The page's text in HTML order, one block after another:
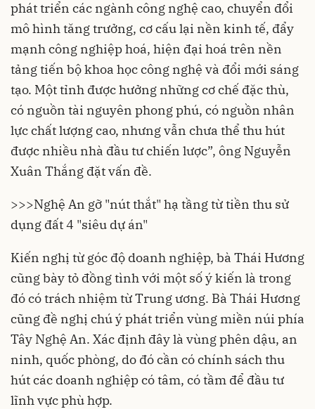
phát triển các ngành công nghệ cao, chuyển đổi
mô hình tăng trưởng, cơ cấu lại nền kinh tế, đẩy
mạnh công nghiệp hoá, hiện đại hoá trên nền
tảng tiến bộ khoa học công nghệ và đổi mới sáng
tạo. Một tỉnh được hưởng những cơ chế đặc thù,
có nguồn tài nguyên phong phú, có nguồn nhân
lực chất lượng cao, nhưng vẫn chưa thể thu hút
được nhiều nhà đầu tư chiến lược”, ông Nguyễn
Xuân Thắng đặt vấn đề.
>>>Nghệ An gỡ "nút thắt" hạ tầng từ tiền thu sử
dụng đất 4 "siêu dự án"
Kiến nghị từ góc độ doanh nghiệp, bà Thái Hương
cũng bày tỏ đồng tình với một số ý kiến là trong
đó có trách nhiệm từ Trung ương. Bà Thái Hương
cũng đề nghị chú ý phát triển vùng miền núi phía
Tây Nghệ An. Xác định đây là vùng phên dậu, an
ninh, quốc phòng, do đó cần có chính sách thu
hút các doanh nghiệp có tâm, có tầm để đầu tư
lĩnh vực phù hợp.